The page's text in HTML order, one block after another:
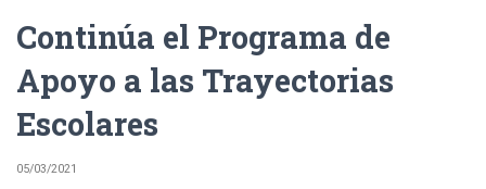
Continúa el Programa de
Apoyo a las Trayectorias
Escolares
05/03/2021